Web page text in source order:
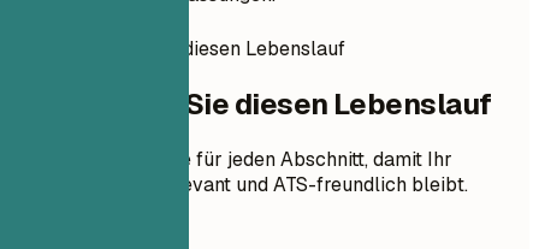
So erstellen Sie diesen Lebenslauf
So erstellen Sie diesen Lebenslauf
Praktische Hinweise für jeden Abschnitt, damit Ihr
Lebenslauf klar, relevant und ATS-freundlich bleibt.